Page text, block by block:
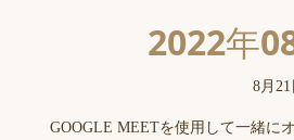
2022年
8月
GOOGLE MEETを使用して一緒に